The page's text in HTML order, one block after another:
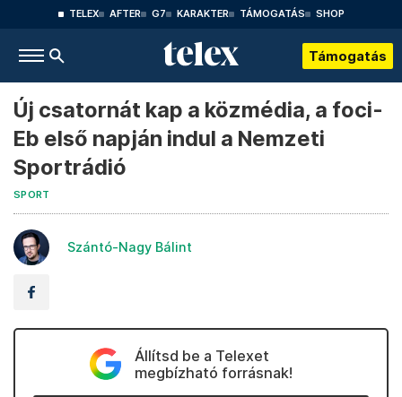
TELEX AFTER G7 KARAKTER TÁMOGATÁS SHOP
Támogatás
Új csatornát kap a közmédia, a foci-
Eb első napján indul a Nemzeti
Sportrádió
SPORT
Szántó-Nagy Bálint
Állítsd be a Telexet
megbízható forrásnak!